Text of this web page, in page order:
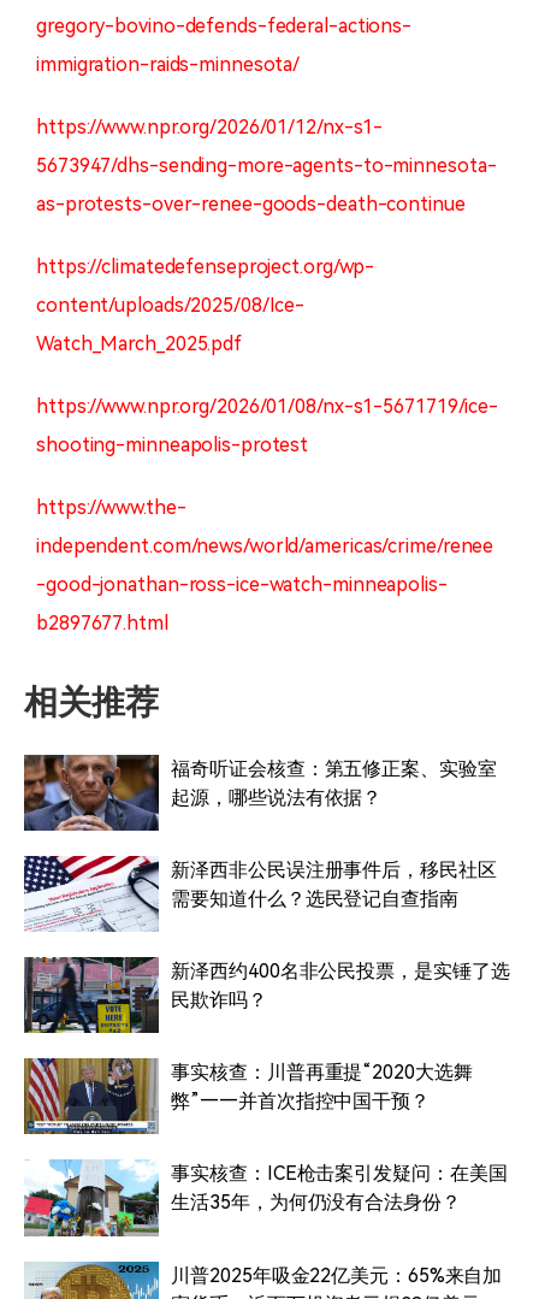
gregory-bovino-defends-federal-actions-
immigration-raids-minnesota/
https://www.npr.org/2026/01/12/nx-s1-
5673947/dhs-sending-more-agents-to-minnesota-
as-protests-over-renee-goods-death-continue
https://climatedefenseproject.org/wp-
content/uploads/2025/08/Ice-
Watch_March_2025.pdf
https://www.npr.org/2026/01/08/nx-s1-5671719/ice-
shooting-minneapolis-protest
https://www.the-
independent.com/news/world/americas/crime/renee
-good-jonathan-ross-ice-watch-minneapolis-
b2897677.html
相关推荐
福奇听证会核查：第五修正案、实验室
起源，哪些说法有依据？
新泽西非公民误注册事件后，移民社区
需要知道什么？选民登记自查指南
新泽西约400名非公民投票，是实锤了选
民欺诈吗？
事实核查：川普再重提“2020大选舞
弊”——并首次指控中国干预？
事实核查：ICE枪击案引发疑问：在美国
生活35年，为何仍没有合法身份？
川普2025年吸金22亿美元：65%来自加